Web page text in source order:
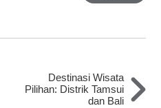
Destinasi Wisata
Pilihan: Distrik Tamsui
dan Bali